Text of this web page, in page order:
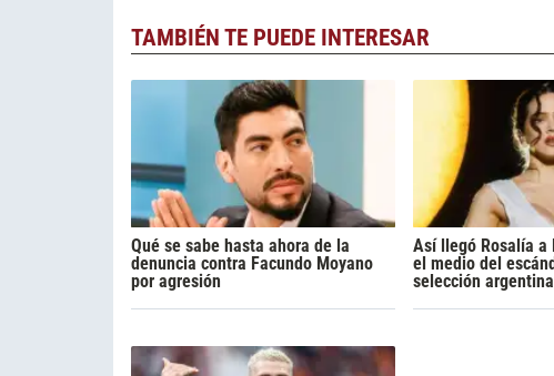
TAMBIÉN TE PUEDE INTERESAR
Qué se sabe hasta ahora de la
denuncia contra Facundo Moyano
por agresión
Así llegó Rosalía a
el medio del
selección argentina